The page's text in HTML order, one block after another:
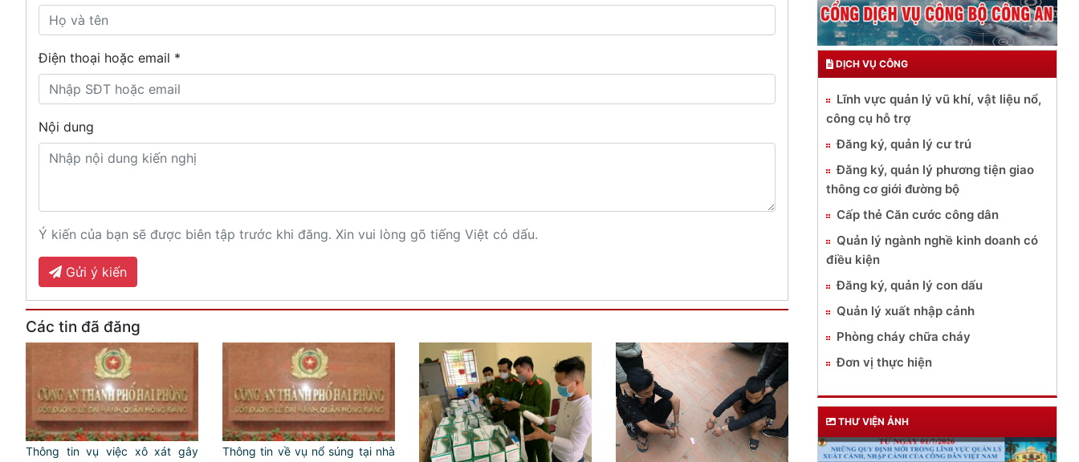
Điện thoại hoặc email *
Nội dung
Ý kiến của bạn sẽ được biên tập trước khi đăng. Xin vui lòng gõ tiếng Việt có dấu.
Gửi ý kiến
Các tin đã đăng
Thông tin vụ việc xô xát gây
Thông tin về vụ nổ súng tại nhà
DỊCH VỤ CÔNG
Lĩnh vực quản lý vũ khí, vật liệu nổ,
công cụ hỗ trợ
Đăng ký, quản lý cư trú
Đăng ký, quản lý phương tiện giao
thông cơ giới đường bộ
Cấp thẻ Căn cước công dân
Quản lý ngành nghề kinh doanh có
điều kiện
Đăng ký, quản lý con dấu
Quản lý xuất nhập cảnh
Phòng cháy chữa cháy
Đơn vị thực hiện
THƯ VIỆN ẢNH